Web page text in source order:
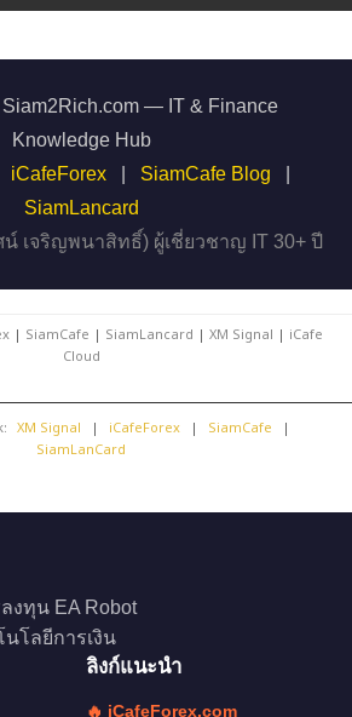
— IT & Finance
Knowledge Hub
iCafeForex SiamCafe Blog
SiamLancard
เจริญพนาสิทธิ์) ผู้เชี่ยวชาญ IT 30+ ปี
| SiamCafe | SiamLancard | XM Signal | iCafe
Cloud
XM Signal | iCafeForex | SiamCafe
|
SiamLanCard
งทุน EA Robot
โลยีการเงิน
ลิงก์แนะนำ
🔥 iCafeForex.com